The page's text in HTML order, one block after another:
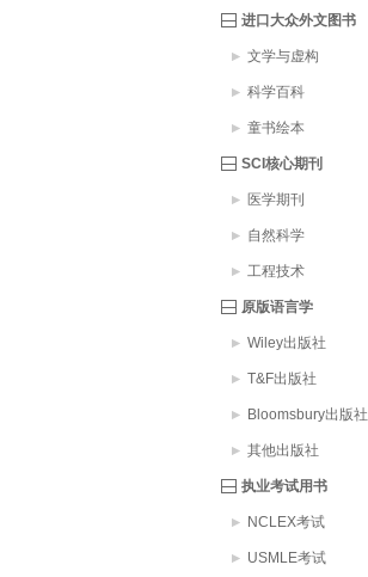
进口大众外文图书
文学与虚构
科学百科
童书绘本
SCI核心期刊
医学期刊
自然科学
工程技术
原版语言学
Wiley出版社
T&F出版社
Bloomsbury出版社
其他出版社
执业考试用书
NCLEX考试
USMLE考试